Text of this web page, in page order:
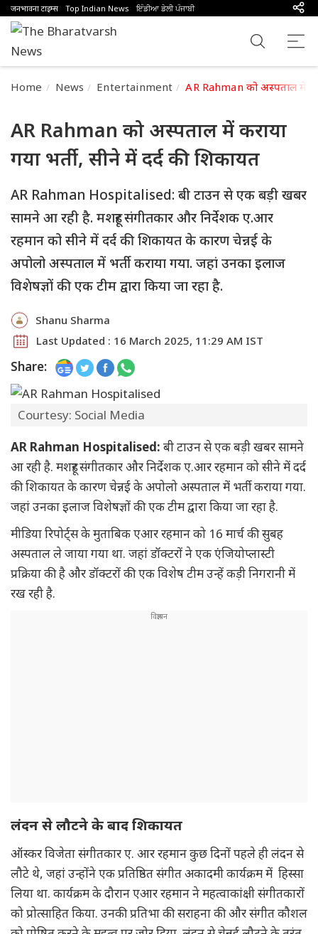
जनभावना टाइम्स Top Indian News ਇੰਡੀਆ ਡੇਲੀ ਪੰਜਾਬੀ
Home News Entertainment AR Rahman को अस्पताल में
AR Rahman को अस्पताल में कराया
गया भर्ती, सीने में दर्द की शिकायत
AR Rahman Hospitalised: बी टाउन से एक बड़ी खबर
सामने आ रही है. मशहूर संगीतकार और निर्देशक ए.आर
रहमान को सीने में दर्द की शिकायत के कारण चेन्नई के
अपोलो अस्पताल में भर्ती कराया गया. जहां उनका इलाज
विशेषज्ञों की एक टीम द्वारा किया जा रहा है.
Shanu Sharma
Last Updated : 16 March 2025, 11:29 AM IST
Share:
Courtesy: Social Media
AR Rahman Hospitalised: बी टाउन से एक बड़ी खबर सामने
आ रही है. मशहूर संगीतकार और निर्देशक ए.आर रहमान को सीने में दर्द
की शिकायत के कारण चेन्नई के अपोलो अस्पताल में भर्ती कराया गया.
जहां उनका इलाज विशेषज्ञों की एक टीम द्वारा किया जा रहा है.
मीडिया रिपोर्ट्स के मुताबिक एआर रहमान को 16 मार्च की सुबह
अस्पताल ले जाया गया था. जहां डॉक्टरों ने एक एंजियोप्लास्टी
प्रक्रिया की है और डॉक्टरों की एक विशेष टीम उन्हें कड़ी निगरानी में
रख रही है.
लंदन से लौटने के बाद शिकायत
ऑस्कर विजेता संगीतकार ए. आर रहमान कुछ दिनों पहले ही लंदन से
लौटे थे, जहां उन्होंने एक प्रतिष्ठित संगीत अकादमी कार्यक्रम में हिस्सा
लिया था. कार्यक्रम के दौरान एआर रहमान ने महत्वाकांक्षी संगीतकारों
को प्रोत्साहित किया. उनकी प्रतिभा की सराहना की और संगीत कौशल